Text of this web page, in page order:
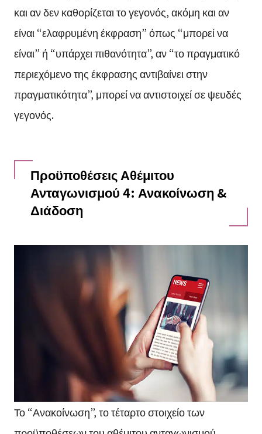
και αν δεν καθορίζεται το γεγονός, ακόμη και αν
είναι “ελαφρυμένη έκφραση” όπως “μπορεί να
είναι” ή “υπάρχει πιθανότητα”, αν “το πραγματικό
περιεχόμενο της έκφρασης αντιβαίνει στην
πραγματικότητα”, μπορεί να αντιστοιχεί σε ψευδές
γεγονός.
Προϋποθέσεις Αθέμιτου
Ανταγωνισμού 4: Ανακοίνωση &
Διάδοση
Το “Ανακοίνωση”, το τέταρτο στοιχείο των